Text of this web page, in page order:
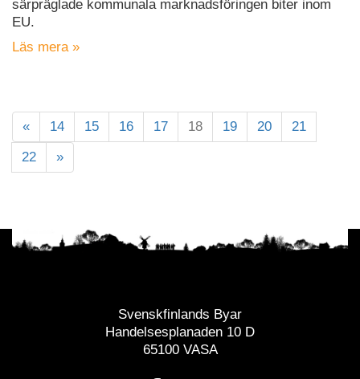
särpräglade kommunala marknadsföringen biter inom
EU.
Läs mera »
« 14 15 16 17 18 19 20
21
22
»
Svenskfinlands Byar
Handelsesplanaden 10 D
65100 VASA